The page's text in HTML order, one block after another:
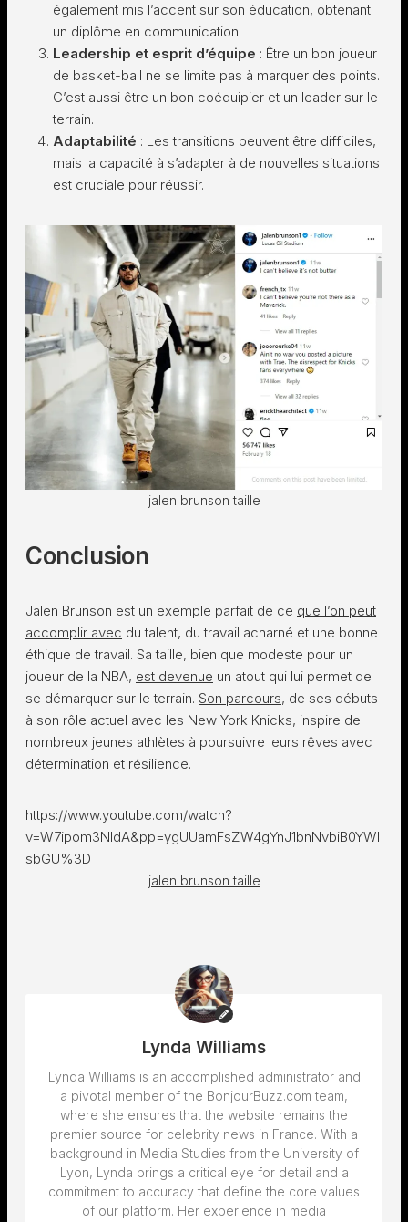
également mis l’accent sur son éducation, obtenant
un diplôme en communication.
Leadership et esprit d’équipe : Être un bon joueur
de basket-ball ne se limite pas à marquer des points.
C’est aussi être un bon coéquipier et un leader sur le
terrain.
Adaptabilité : Les transitions peuvent être difficiles,
mais la capacité à s’adapter à de nouvelles situations
est cruciale pour réussir.
jalen brunson taille
Conclusion
Jalen Brunson est un exemple parfait de ce que l’on peut
accomplir avec du talent, du travail acharné et une bonne
éthique de travail. Sa taille, bien que modeste pour un
joueur de la NBA, est devenue un atout qui lui permet de
se démarquer sur le terrain. Son parcours, de ses débuts
à son rôle actuel avec les New York Knicks, inspire de
nombreux jeunes athlètes à poursuivre leurs rêves avec
détermination et résilience.
https://www.youtube.com/watch?
v=W7ipom3NIdA&pp=ygUUamFsZW4gYnJ1bnNvbiB0YWl
sbGU%3D
jalen brunson taille
Lynda Williams
Lynda Williams is an accomplished administrator and
a pivotal member of the BonjourBuzz.com team,
where she ensures that the website remains the
premier source for celebrity news in France. With a
background in Media Studies from the University of
Lyon, Lynda brings a critical eye for detail and a
commitment to accuracy that define the core values
of our platform. Her experience in media